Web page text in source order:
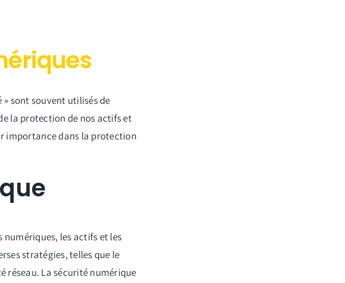
» sont souvent utilisés de
la protection de nos actifs et
importance dans la protection
numériques, les actifs et les
stratégies, telles que le
réseau. La sécurité numérique